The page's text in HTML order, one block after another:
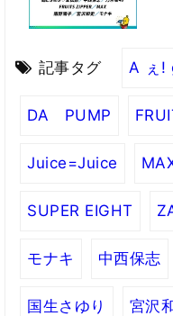
記事タグ A ぇ!
DA PUMP
Juice=Juice
SUPER EIGHT
モナキ 中西保志
国生さゆり 宮沢